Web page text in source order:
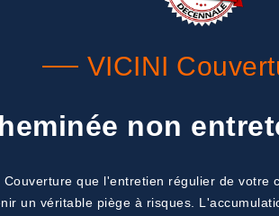
VICINI
non
que l'entretien régulier de
un véritable piège à risques.